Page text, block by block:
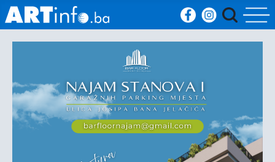
Vijesti
Sport